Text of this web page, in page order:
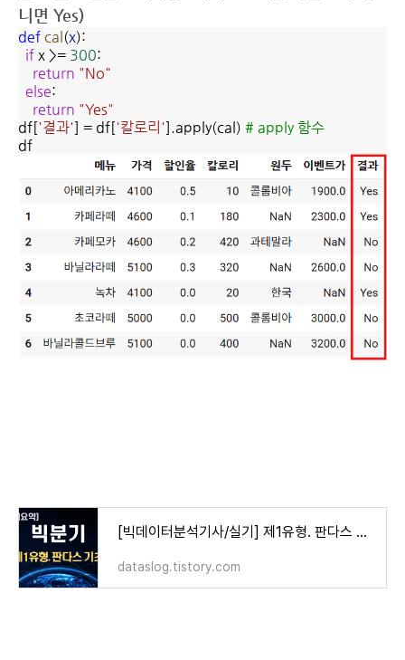
니면 Yes)
def cal(x):
if x >= 300:
return "No"
else:
return "Yes"
df['결과'] = df['칼로리'].apply(cal) # apply 함수
df
[빅데이터분석기사/실기] 제1유형. 판다스 기초 - 데이터 불러오기/추가/삭제/정렬, 인덱싱/슬라
dataslog.tistory.com